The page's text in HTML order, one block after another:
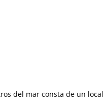
del mar consta de un